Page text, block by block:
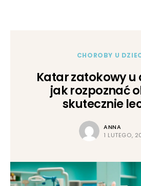
CHOROBY U
Katar zatokowy u
jak rozpoznać
skutecznie
ANNA
1 LUTEGO,